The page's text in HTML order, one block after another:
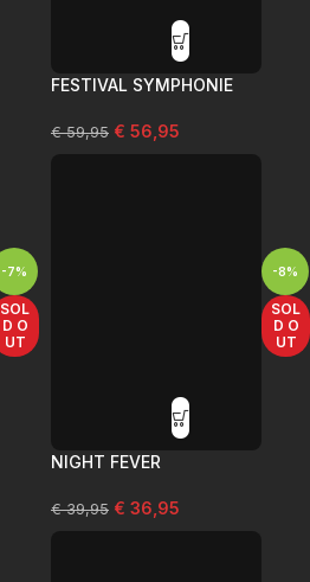
FESTIVAL SYMPHONIE
€59,95 € 56,95
-7%
SOL
D O
UT
-8%
SOL
D O
UT
NIGHT FEVER
€39,95 € 36,95